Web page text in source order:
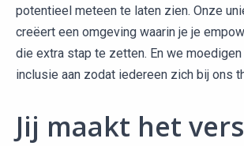
potentieel meteen te laten zien. Onze
creëert een omgeving waarin je je
die extra stap te zetten. En we
inclusie aan zodat iedereen zich bij ons
Jij maakt het